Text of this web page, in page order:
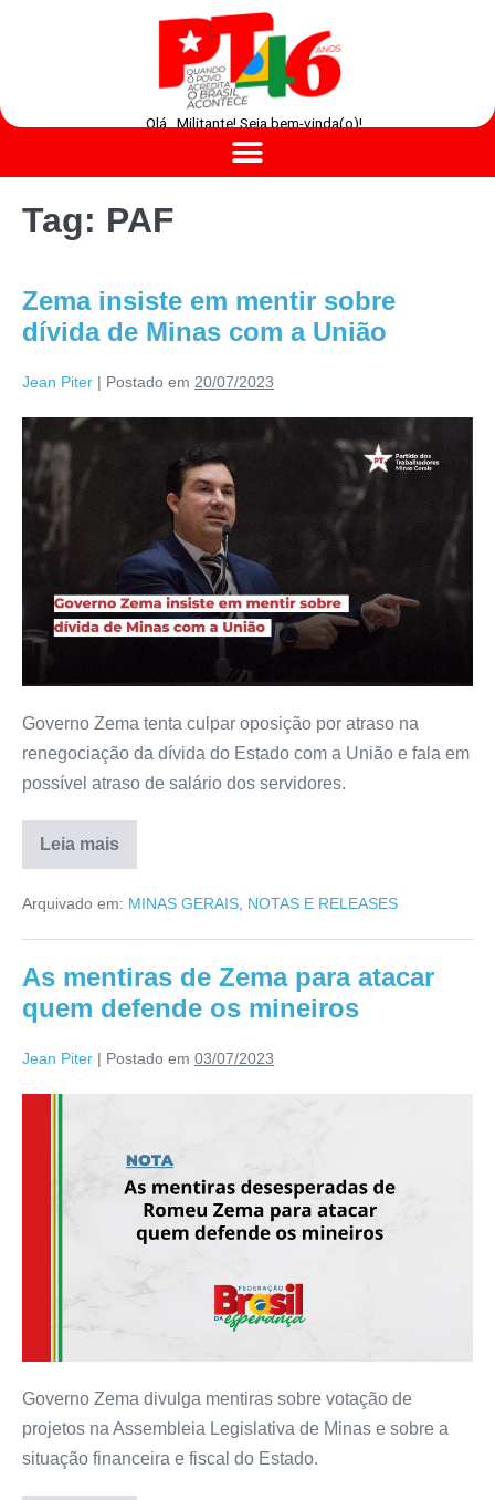
Olá , Militante! Seja bem-vinda(o)!
Tag: PAF
Zema insiste em mentir sobre
dívida de Minas com a União
Jean Piter | Postado em 20/07/2023
Governo Zema tenta culpar oposição por atraso na
renegociação da dívida do Estado com a União e fala em
possível atraso de salário dos servidores.
Leia mais
Arquivado em: MINAS GERAIS NOTAS E RELEASES
As mentiras de Zema para atacar
quem defende os mineiros
Jean Piter | Postado em 03/07/2023
Governo Zema divulga mentiras sobre votação de
projetos na Assembleia Legislativa de Minas e sobre a
situação financeira e fiscal do Estado.